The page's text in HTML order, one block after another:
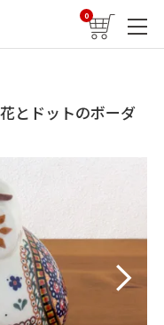
0
花とドットのボーダ